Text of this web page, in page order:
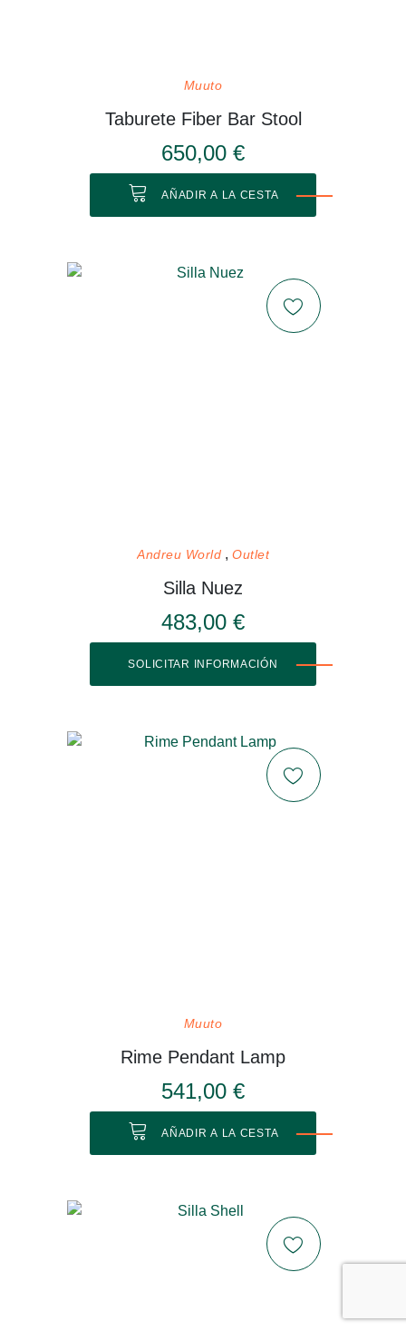
Muuto
Taburete Fiber Bar Stool
650,00 €
AÑADIR A LA CESTA
Andreu World Outlet
Silla Nuez
483,00 €
SOLICITAR INFORMACIÓN
Muuto
Rime Pendant Lamp
541,00 €
AÑADIR A LA CESTA